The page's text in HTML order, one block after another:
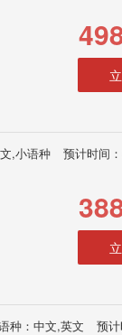
,小语种 预计时间
种：中文,英文 预